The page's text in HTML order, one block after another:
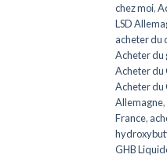
chez moi,
LSD
acheter du
Acheter du
Acheter du
Acheter du
Allemagne,
France,
GHB